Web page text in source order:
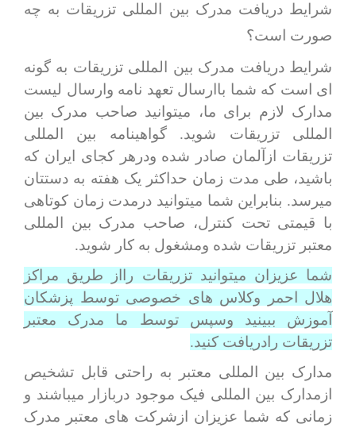
شرایط دریافت مدرک بین المللی تزریقات به چه
صورت است؟
شرایط دریافت مدرک بین المللی تزریقات به گونه
ای است که شما باارسال تعهد نامه وارسال لیست
مدارک لازم برای ما، میتوانید صاحب مدرک بین
المللی تزریقات شوید. گواهینامه بین المللی
تزریقات ازآلمان صادر شده ودرهر کجای ایران که
باشید، طی مدت زمان حداکثر یک هفته به دستتان
میرسد. بنابراین شما میتوانید درمدت زمان کوتاهی
با قیمتی تحت کنترل، صاحب مدرک بین المللی
معتبر تزریقات شده ومشغول به کار شوید.
شما عزیزان میتوانید تزریقات رااز طریق مراکز
هلال احمر وکلاس های خصوصی توسط پزشکان
آموزش ببینید وسپس توسط ما مدرک معتبر
تزریقات رادریافت کنید.
مدارک بین المللی معتبر به راحتی قابل تشخیص
ازمدارک بین المللی فیک موجود دربازار میباشند و
زمانی که شما عزیزان ازشرکت های معتبر مدرک